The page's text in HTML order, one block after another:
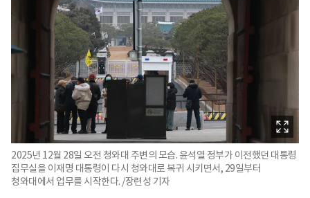
2025년 12월 28일 오전 청와대 주변의 모습. 윤석열 정부가 이전했던 대통령
집무실을 이재명 대통령이 다시 청와대로 복귀 시키면서, 29일부터
청와대에서 업무를 시작한다. /장련성 기자